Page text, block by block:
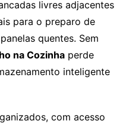
livres adjacentes
para o preparo de
quentes. Sem
na Cozinhaperde
inteligente
com acesso